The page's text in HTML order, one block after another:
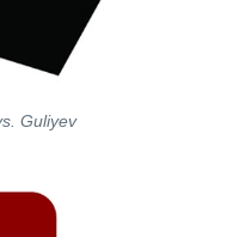
Guliyev